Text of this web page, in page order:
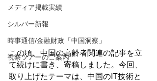
メディア掲載実績
シルバー新報
時事通信/金融財政「中国洞察」
視察ツアーのご案内
この頃、中国の高齢者関連の記事を立
て続けに書き、寄稿しました。 今回、
取り上げたテーマは、 中国のIT技術と